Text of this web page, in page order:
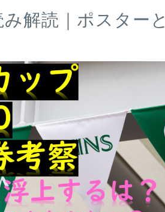
解読｜ポスターと